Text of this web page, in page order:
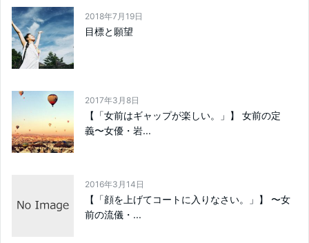
2018年7月19日
目標と願望
2017年3月8日
【「女前はギャップが楽しい。」】 女前の定
義〜女優・岩...
2016年3月14日
【「顔を上げてコートに入りなさい。」】 〜女
前の流儀・...